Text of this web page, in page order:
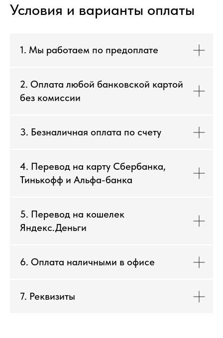
Условия и варианты оплаты
1. Мы работаем по предоплате
2. Оплата любой банковской картой
без комиссии
3. Безналичная оплата по счету
4. Перевод на карту Сбербанка,
Тинькофф и Альфа-банка
5. Перевод на кошелек
Яндекс.Деньги
6. Оплата наличными в офисе
7. Реквизиты